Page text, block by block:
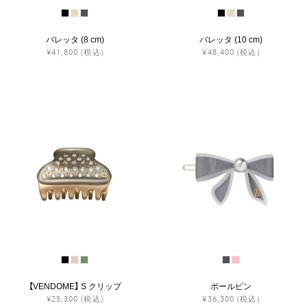
バレッタ (8 cm)
¥41,800 (税込)
バレッタ (10 cm)
¥48,400 (税込)
【VENDOME】 S クリップ
¥25,300 (税込)
ボールピン
¥36,300 (税込)